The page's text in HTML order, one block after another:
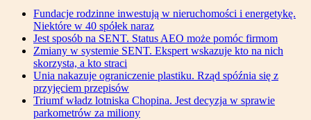
Fundacje rodzinne inwestują w nieruchomości i energetykę.
Niektóre w 40 spółek naraz
Jest sposób na SENT. Status AEO może pomóc firmom
Zmiany w systemie SENT. Ekspert wskazuje kto na nich
skorzysta, a kto straci
Unia nakazuje ograniczenie plastiku. Rząd spóźnia się z
przyjęciem przepisów
Triumf władz lotniska Chopina. Jest decyzja w sprawie
parkometrów za miliony